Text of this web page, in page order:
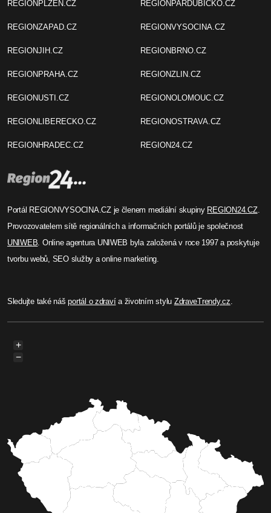
REGIONPLZEN.CZ
REGIONZAPAD.CZ
REGIONJIH.CZ
REGIONPRAHA.CZ
REGIONUSTI.CZ
REGIONLIBERECKO.CZ
REGIONHRADEC.CZ
REGIONPARDUBICKO.CZ
REGIONVYSOCINA.CZ
REGIONBRNO.CZ
REGIONZLIN.CZ
REGIONOLOMOUC.CZ
REGIONOSTRAVA.CZ
REGION24.CZ
Portál REGIONVYSOCINA.CZ je členem mediální skupiny REGION24.CZ.
Provozovatelem sítě regionálních a informačních portálů je společnost
UNIWEB. Online agentura UNIWEB byla založená v roce 1997 a poskytuje
tvorbu webů, SEO služby a online marketing.
Sledujte také nášportál o zdravía životním stylu ZdraveTrendy.cz.
+
−